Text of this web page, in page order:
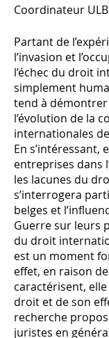
Coordinateur
Partant de
l’invasion et
l’échec du droit
simplement
tend à démontrer
l’évolution de la
internationales
En s’intéressant,
entreprises dans
les lacunes du
s’interrogera
belges et
Guerre sur leurs
du droit
est un moment
effet, en raison
caractérisent,
droit et de son
recherche
juristes en